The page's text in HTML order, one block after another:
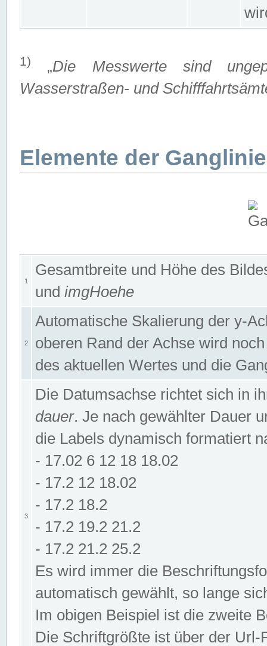
1) „Die Messwerte sind
Wasserstraßen- und
Elemente der
1
Gesamtbreite und Höhe des
und imgHoehe
2
Automatische Skalierung der y-
oberen Rand der Achse wird
des aktuellen Wertes und die
3
Die Datumsachse richtet sich in
dauer. Je nach gewählter Dauer
die Labels dynamisch formatiert
- 17.02 6 12 18 18.02
- 17.2 12 18.02
- 17.2 18.2
- 17.2 19.2 21.2
- 17.2 21.2 25.2
Es wird immer die
automatisch gewählt, so lange
Im obigen Beispiel ist die zweite
Die Schriftgrößte ist über der